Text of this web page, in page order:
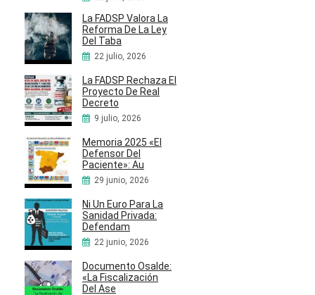
La FADSP Valora La
Reforma De La Ley
Del Taba
22 julio, 2026
La FADSP Rechaza El
Proyecto De Real
Decreto
9 julio, 2026
Memoria 2025 «El
Defensor Del
Paciente»: Au
29 junio, 2026
Ni Un Euro Para La
Sanidad Privada:
Defendam
22 junio, 2026
Documento Osalde:
«La Fiscalización
Del Ase